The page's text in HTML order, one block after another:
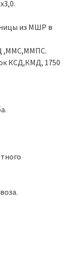
из МШР в
,ММС,ММПС.
КСД,КМД, 1750